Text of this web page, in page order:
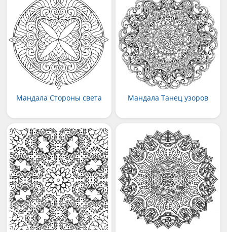
Мандала Стороны света Мандала Танец узоров